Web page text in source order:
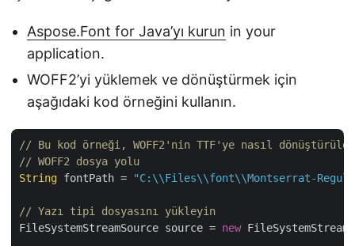
Aspose.Font for Java’yı kurun in your
application.
WOFF2’yi yüklemek ve dönüştürmek için
aşağıdaki kod örneğini kullanın.
// Bu kod örneği, WOFF2'nin TTF'ye nasıl
// WOFF2 dosya yolu
String fontPath = "C:\\Files\\font\\Montserrat-
// Yazı tipi dosyasını yükleyin
FileSystemStreamSource source = new